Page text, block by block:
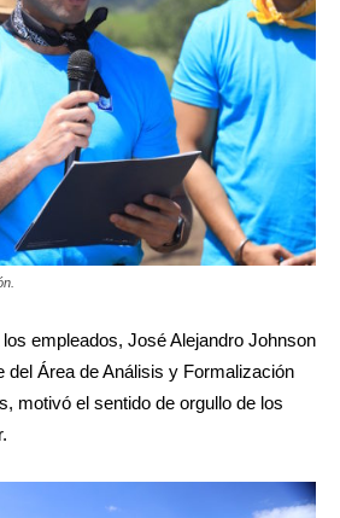
empleados, José Alejandro Johnson
del Área de Análisis y Formalización
motivó el sentido de orgullo de los